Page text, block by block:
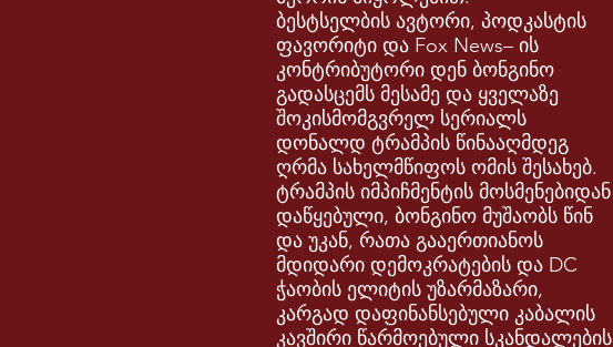
ბესტსელბის ავტორი, პოდკასტის
ფავორიტი და Fox News– ის
კონტრიბუტორი დენ ბონგინო
გადასცემს მესამე და ყველაზე
შოკისმომგვრელ სერიალს
დონალდ ტრამპის წინააღმდეგ
ღრმა სახელმწიფოს ომის შესახებ.
ტრამპის იმპიჩმენტის მოსმენებიდან
დაწყებული, ბონგინო მუშაობს წინ
და უკან, რათა გააერთიანოს
მდიდარი დემოკრატების და DC
ჭაობის ელიტის უზარმაზარი,
კარგად დაფინანსებული კაბალის
კავშირი წარმოებული სკანდალების